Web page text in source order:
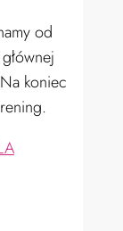
od
koniec
.